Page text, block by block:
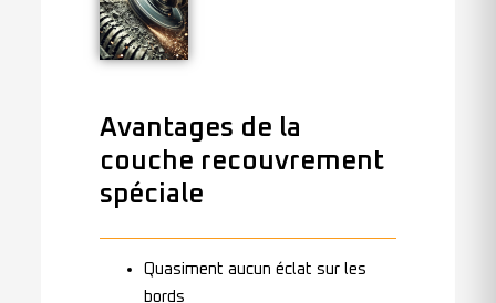
Avantages de la
couche recouvrement
spéciale
Quasiment aucun éclat sur les
bords